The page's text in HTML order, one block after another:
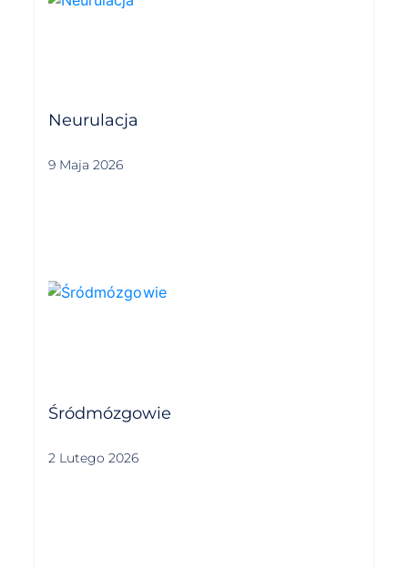
Neurulacja
9 Maja 2026
Śródmózgowie
2 Lutego 2026